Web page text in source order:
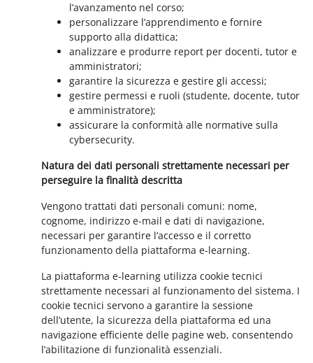
l’avanzamento nel corso;
personalizzare l’apprendimento e fornire
supporto alla didattica;
analizzare e produrre report per docenti, tutor e
amministratori;
garantire la sicurezza e gestire gli accessi;
gestire permessi e ruoli (studente, docente, tutor
e amministratore);
assicurare la conformità alle normative sulla
cybersecurity.
Natura dei dati personali strettamente necessari per
perseguire la finalità descritta
Vengono trattati dati personali comuni: nome,
cognome, indirizzo e-mail e dati di navigazione,
necessari per garantire l’accesso e il corretto
funzionamento della piattaforma e-learning.
La piattaforma e-learning utilizza cookie tecnici
strettamente necessari al funzionamento del sistema. I
cookie tecnici servono a garantire la sessione
dell’utente, la sicurezza della piattaforma ed una
navigazione efficiente delle pagine web, consentendo
l’abilitazione di funzionalità essenziali.